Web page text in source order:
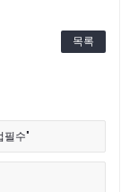
목록
필수"